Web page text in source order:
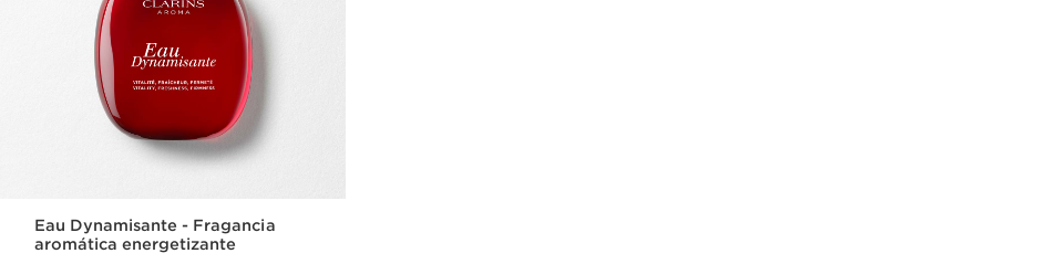
Eau Dynamisante - Fragancia
aromática energetizante